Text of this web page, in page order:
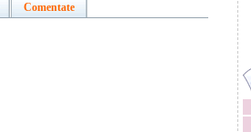
Comentate